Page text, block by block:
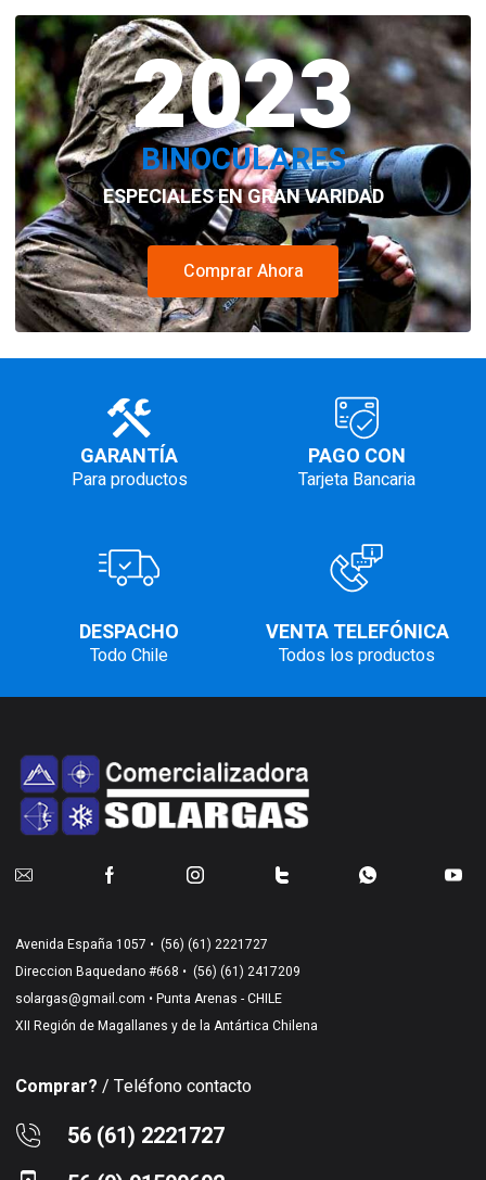
original
era:
$235.620.
actual
es:
$164.220.
original
era:
$180.000.
actual
es:
2023
BINOCULARES
ESPECIALES EN GRAN VARIDAD
Comprar Ahora
GARANTÍA
Para productos
PAGO CON
Tarjeta Bancaria
DESPACHO
Todo Chile
VENTA TELEFÓNICA
Todos los productos
Avenida España 1057 • (56) (61) 2221727
Direccion Baquedano #668 • (56) (61) 2417209
solargas@gmail.com • Punta Arenas - CHILE
XII Región de Magallanes y de la Antártica Chilena
Comprar? / Teléfono contacto
56 (61) 2221727